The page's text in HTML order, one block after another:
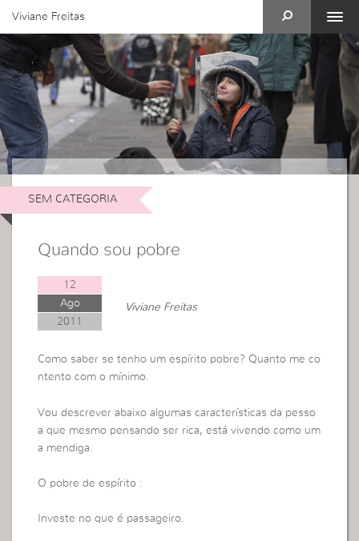
Viviane Freitas
SEM CATEGORIA
Quando sou pobre
12
Ago
2011
Viviane Freitas
Como saber se tenho um espírito pobre? Quanto me co
ntento com o mínimo.
Vou descrever abaixo algumas características da pesso
a que mesmo pensando ser rica, está vivendo como um
a mendiga.
O pobre de espírito :
Investe no que é passageiro.